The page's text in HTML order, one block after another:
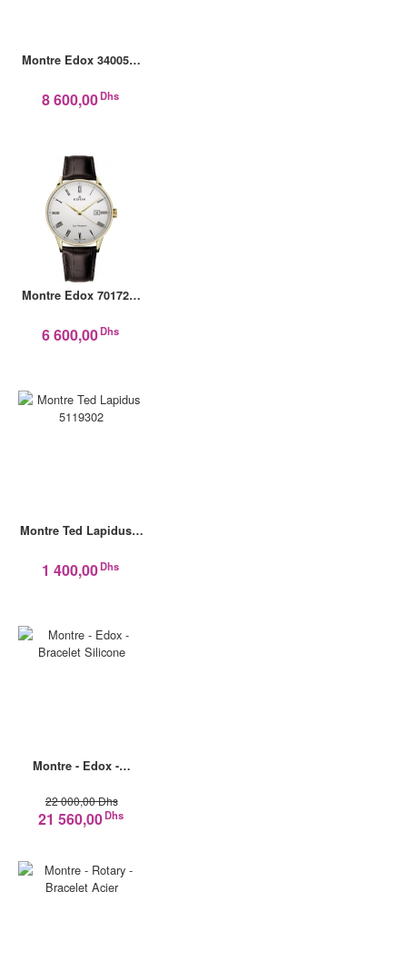
Montre Edox 34005…
8 600,00Dhs
Montre Edox 70172…
6 600,00Dhs
Montre Ted Lapidus…
1 400,00Dhs
Montre - Edox -…
22 000,00 Dhs
21 560,00Dhs